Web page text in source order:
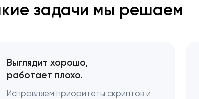
задачи мы решаем
Выглядит хорошо,
работает плохо.
Исправляем приоритеты скриптов и